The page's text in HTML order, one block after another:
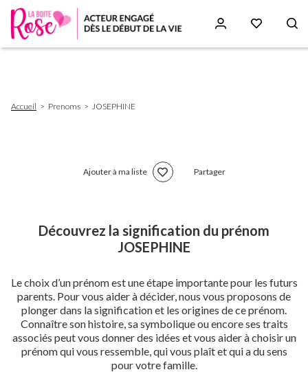
d'Ariane
Accueil Prenoms JOSEPHINE
Ajouter à ma liste Partager
Découvrez la signification du prénom
JOSEPHINE
Le choix d’un prénom est une étape importante pour les futurs
parents. Pour vous aider à décider, nous vous proposons de
plonger dans la signification et les origines de ce prénom.
Connaître son histoire, sa symbolique ou encore ses traits
associés peut vous donner des idées et vous aider à choisir un
prénom qui vous ressemble, qui vous plaît et qui a du sens
pour votre famille.